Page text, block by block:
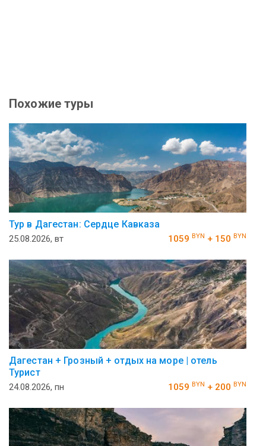
Похожие туры
Тур в Дагестан: Сердце Кавказа
25.08.2026, вт 1059 BYN + 150 BYN
Дагестан + Грозный + отдых на море | отель
Турист
24.08.2026, пн 1059 BYN + 200 BYN